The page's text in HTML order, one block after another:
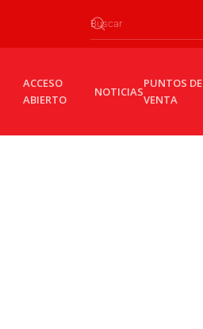
ACCESO
ABIERTO
NOTICIAS
PUNTOS DE
VENTA